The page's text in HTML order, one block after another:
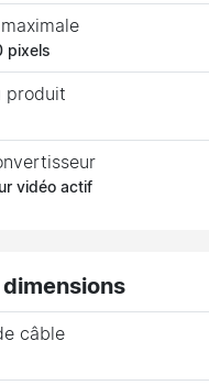
pixels
produit
vidéo actif
dimensions
câble